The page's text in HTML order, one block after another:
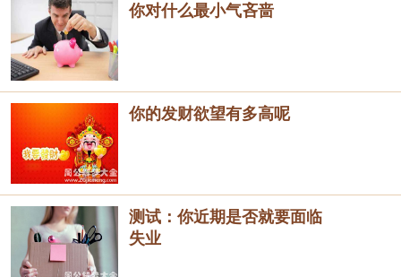
你对什么最小气吝啬
你的发财欲望有多高呢
测试：你近期是否就要面临
失业